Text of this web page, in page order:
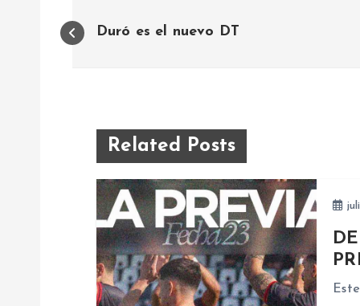
N
Duró es el nuevo DT
Related Posts